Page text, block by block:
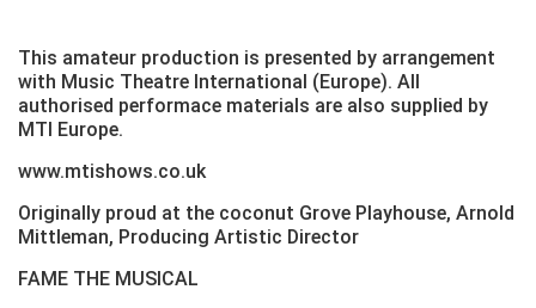
This amateur production is presented by arrangement
with Music Theatre International (Europe). All
authorised performace materials are also supplied by
MTI Europe.
www.mtishows.co.uk
Originally proud at the coconut Grove Playhouse, Arnold
Mittleman, Producing Artistic Director
FAME THE MUSICAL